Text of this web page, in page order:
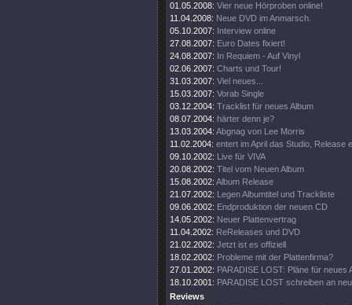
01.05.2008: Vier neue Hörproben online!
11.04.2008: Neue DVD im Anmarsch.
05.10.2007: Interview online
27.08.2007: Euro Dates fixiert!
24.08.2007: In Requiem - Auf Vinyl
02.06.2007: Charts und Tour!
31.03.2007: Viel neues...
15.03.2007: Vorab Single
03.12.2004: Tracklist für neues Album
08.07.2004: härter denn je?
13.03.2004: Abgnag von Lee Morris
11.02.2004: entert im April das Studio, Release
09.10.2002: Live für VIVA
20.08.2002: Titel vom Neuen Album
15.08.2002: Album Release
21.07.2002: Legen Albumtitel und Trackliste
09.06.2002: Endproduktion der neuen CD
14.05.2002: Neuer Plattenvertrag
11.04.2002: ReReleases und DVD
21.02.2002: Jetzt ist es offiziell
18.02.2002: Probleme mit der Plattenfirma?
27.01.2002: PARADISE LOST: Pläne für neues
18.10.2001: PARADISE LOST schreiben an
Reviews